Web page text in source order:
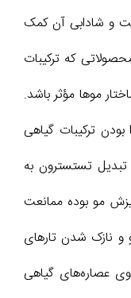
و شادابی آن کمک
که ترکیبات
موها مؤثر باشد.
ترکیبات گیاهی
تستسترون به
مو بوده ممانعت
و نازک شدن تارهای
عصاره‌های گیاهی